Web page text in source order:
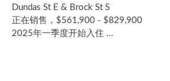
Dundas St E & Brock St S
正在销售，$561,900 - $829,900
2025年一季度开始入住 ...